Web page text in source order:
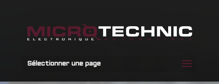
Sélectionner une page